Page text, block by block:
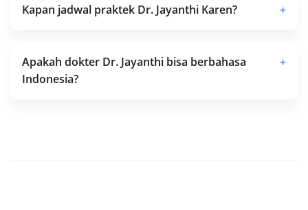
Kapan jadwal praktek Dr. Jayanthi Karen? +
Apakah dokter Dr. Jayanthi bisa berbahasa
Indonesia?
+